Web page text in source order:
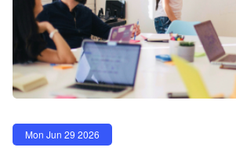
Mon Jun 29 2026